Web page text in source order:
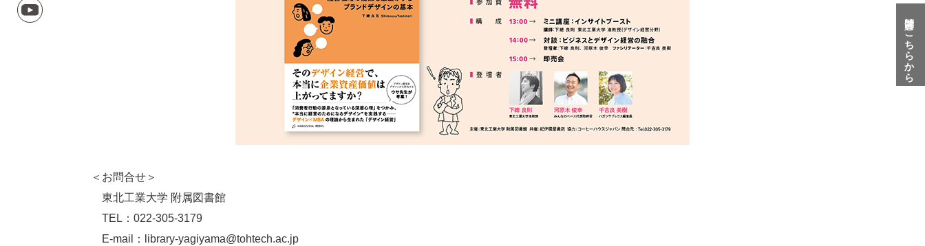
＜お問合せ＞
東北工業大学 附属図書館
TEL：022-305-3179
E-mail：library-yagiyama@tohtech.ac.jp
質問はこちらから